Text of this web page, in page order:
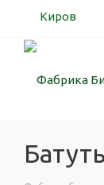
Киров